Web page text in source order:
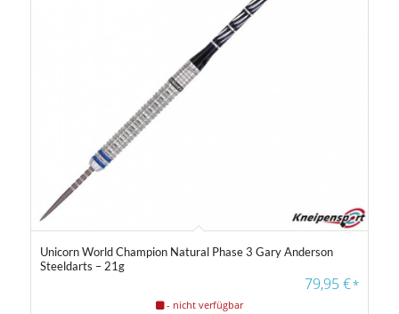
Unicorn World Champion Natural Phase 3 Gary Anderson
Steeldarts – 21g
79,95€*
- nicht verfügbar